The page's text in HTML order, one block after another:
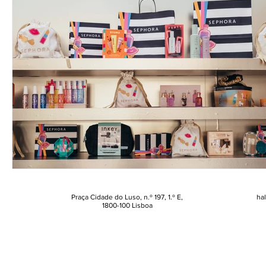
Praça Cidade do Luso, n.º 197, 1.º E,
1800-100 Lisboa